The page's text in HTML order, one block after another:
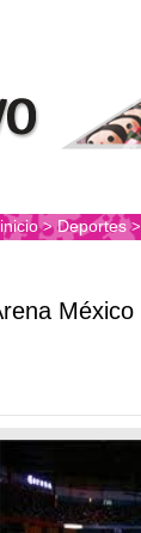
inicio>Deportes>
México